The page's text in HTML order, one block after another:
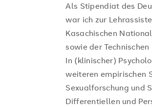
Als Stipendiat des
war ich zur
Kasachischen
sowie der
In (klinischer)
weiteren empirischen
Sexualforschung und
Differentiellen und